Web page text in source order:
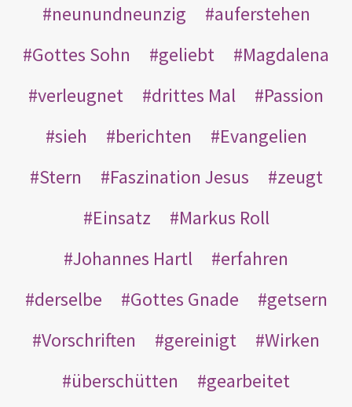
neunundneunzig
auferstehen
Gottes Sohn
geliebt
Magdalena
verleugnet
drittes Mal
Passion
sieh
berichten
Evangelien
Stern
Faszination Jesus
zeugt
Einsatz
Markus Roll
Johannes Hartl
erfahren
derselbe
Gottes Gnade
getsern
Vorschriften
gereinigt
Wirken
überschütten
gearbeitet